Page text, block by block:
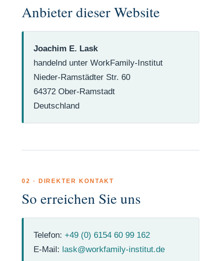
Anbieter dieser Website
Joachim E. Lask
handelnd unter WorkFamily-Institut
Nieder-Ramstädter Str. 60
64372 Ober-Ramstadt
Deutschland
02 · DIREKTER KONTAKT
So erreichen Sie uns
Telefon: +49 (0) 6154 60 99 162
E-Mail: lask@workfamily-institut.de